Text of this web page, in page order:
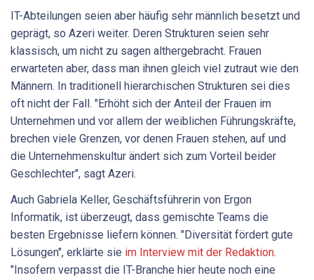
IT-Abteilungen seien aber häufig sehr männlich besetzt und
geprägt, so Azeri weiter. Deren Strukturen seien sehr
klassisch, um nicht zu sagen althergebracht. Frauen
erwarteten aber, dass man ihnen gleich viel zutraut wie den
Männern. In traditionell hierarchischen Strukturen sei dies
oft nicht der Fall. "Erhöht sich der Anteil der Frauen im
Unternehmen und vor allem der weiblichen Führungskräfte,
brechen viele Grenzen, vor denen Frauen stehen, auf und
die Unternehmenskultur ändert sich zum Vorteil beider
Geschlechter", sagt Azeri.
Auch Gabriela Keller, Geschäftsführerin von Ergon
Informatik, ist überzeugt, dass gemischte Teams die
besten Ergebnisse liefern können. "Diversität fördert gute
Lösungen", erklärte sie im Interview mit der Redaktion.
"Insofern verpasst die IT-Branche hier heute noch eine